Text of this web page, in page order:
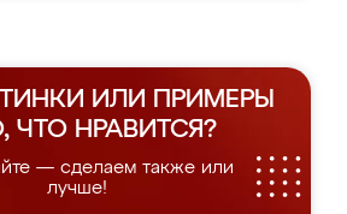
ИЛИ ПРИМЕРЫ
ЧТО НРАВИТСЯ?
— сделаем также или
лучше!